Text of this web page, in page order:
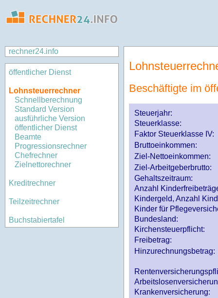
rechner24.info
öffentlicher Dienst
Lohnsteuerrechner
Schnellberechnung
Standard Version
ausführliche Version
öffentlicher Dienst
Beamte
Progressionsrechner
Chefrechner
Zielnettorechner
Kreditrechner
Teilzeitrechner
Buchstabiertafel
Beschäftigte im
Steuerjahr:
Steuerklasse:
Faktor Steuerklasse IV:
Bruttoeinkommen:
Ziel-Nettoeinkommen:
Ziel-Arbeitgeberbrutto:
Gehaltszeitraum:
Anzahl
Kindergeld, Anzahl
Kinder für
Bundesland:
Kirchensteuerpflicht:
Freibetrag:
Hinzurechnungsbetrag:
Krankenversicherung: